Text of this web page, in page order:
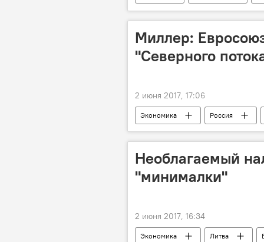
фантастика
Миллер:
"Северного
2 июня 2017, 17:06
Экономика Россия
газопровод
добыча газа
Необлагаемый
"минималки"
2 июня 2017, 16:34
Экономика Литва